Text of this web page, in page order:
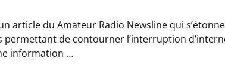
article du Amateur Radio Newsline qui
de contourner l’interruption
information …